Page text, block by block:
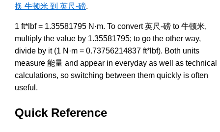
换 牛顿米 到 英尺-磅.
1 ft*lbf = 1.35581795 N·m. To convert 英尺-磅 to 牛顿米,
multiply the value by 1.35581795; to go the other way,
divide by it (1 N·m = 0.73756214837 ft*lbf). Both units
measure 能量 and appear in everyday as well as technical
calculations, so switching between them quickly is often
useful.
Quick Reference